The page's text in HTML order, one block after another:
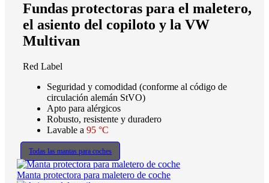
Fundas protectoras para el maletero,
el asiento del copiloto y la VW
Multivan
Red Label
Seguridad y comodidad (conforme al código de
circulación alemán StVO)
Apto para alérgicos
Robusto, resistente y duradero
Lavable a 95 °C
Todas las mantas para coches
Manta protectora para maletero de coche